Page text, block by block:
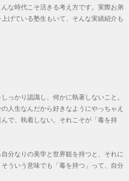
な時代こそ活きる考え方です。実際お弟
げている塾生もいて、そんな実績紹介も
っかり認識し、何かに執著しないこと。
人生なんだから好きなようにやっちゃえ
で、執着しない。それこそが「毒を持
分なりの美学と世界観を持つと、それに
ういう意味でも「毒を持つ」って、自分